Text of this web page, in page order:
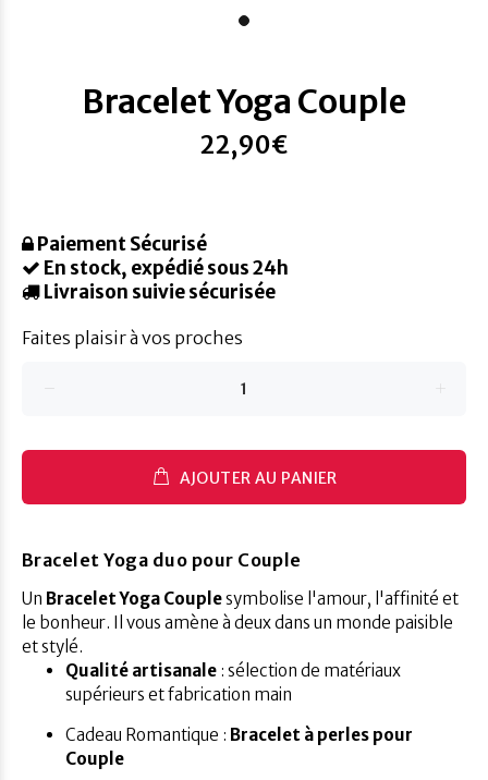
Bracelet Yoga Couple
22,90€
Paiement Sécurisé
En stock, expédié sous 24h
Livraison suivie sécurisée
Faites plaisir à vos proches
AJOUTER AU PANIER
Bracelet Yoga duo pour Couple
Un Bracelet Yoga Couplesymbolise l'amour, l'affinité et
le bonheur. Il vous amène à deux dans un monde paisible
et stylé.
Qualité artisanale : sélection de matériaux
supérieurs et fabrication main
Cadeau Romantique : Bracelet à perles pour
Couple